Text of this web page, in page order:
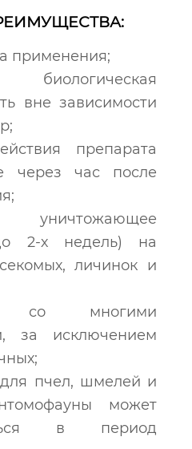
применения;
вне зависимости
препарата
через час после
уничтожающее
2-х недель) на
личинок и
со многими
за исключением
пчел, шмелей и
может
в период